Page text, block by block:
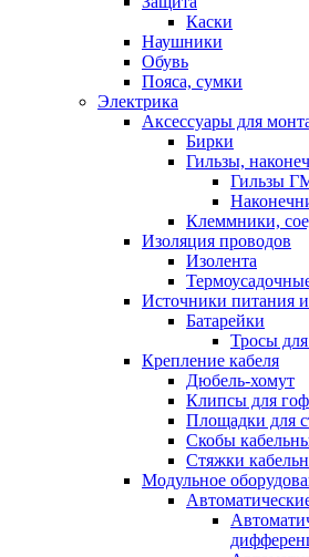
Каски
Наушники
Обувь
Пояса, сумки
Электрика
Аксессуары для
Бирки
Гильзы,
Гильзы
Клеммники,
Изоляция проводов
Изолента
Источники питания и
Батарейки
Тросы
Крепление кабеля
Дюбель-хомут
Клипсы для
Площадки для
Скобы
Стяжки
Модульное